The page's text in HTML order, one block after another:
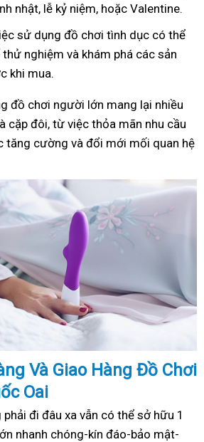
nhật, lễ kỷ niệm, hoặc Valentine.
sử dụng đồ chơi tình dục có thể
nghiệm và khám phá các sản
khi mua.
đồ chơi người lớn mang lại nhiều
cặp đôi, từ việc thỏa mãn nhu cầu
tăng cường và đổi mới mối quan hệ
Và Giao Hàng Đồ Chơi
Oai
phải đi đâu xa vẫn có thể sở hữu 1
nhanh chóng-kín đáo-bảo mật-